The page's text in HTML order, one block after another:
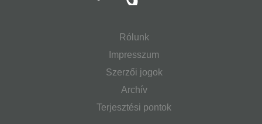
Rólunk
Impresszum
Szerzői jogok
Archív
Terjesztési pontok